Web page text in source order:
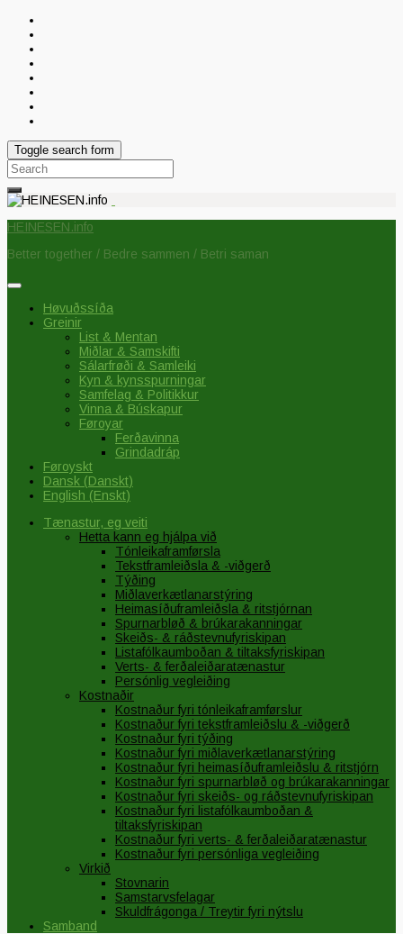
Toggle search form
Search
for:
HEINESEN.info
Better together / Bedre sammen / Betri saman
Høvuðssíða
Greinir
List & Mentan
Miðlar & Samskifti
Sálarfrøði & Samleiki
Kyn & kynsspurningar
Samfelag & Politikkur
Vinna & Búskapur
Føroyar
Ferðavinna
Grindadráp
Føroyskt
Dansk (Danskt)
English (Enskt)
Tænastur, eg veiti
Hetta kann eg hjálpa við
Tónleikaframførsla
Tekstframleiðsla & -viðgerð
Týðing
Miðlaverkætlanarstýring
Heimasíðuframleiðsla & ritstjórnan
Spurnarbløð & brúkarakanningar
Skeiðs- & ráðstevnufyriskipan
Listafólkaumboðan & tiltaksfyriskipan
Verts- & ferðaleiðaratænastur
Persónlig vegleiðing
Kostnaðir
Kostnaður fyri tónleikaframførslur
Kostnaður fyri tekstframleiðslu & -viðgerð
Kostnaður fyri týðing
Kostnaður fyri miðlaverkætlanarstýring
Kostnaður fyri heimasíðuframleiðslu & ritstjórn
Kostnaður fyri spurnarbløð og brúkarakanningar
Kostnaður fyri skeiðs- og ráðstevnufyriskipan
Kostnaður fyri listafólkaumboðan &
tiltaksfyriskipan
Kostnaður fyri verts- & ferðaleiðaratænastur
Kostnaður fyri persónliga vegleiðing
Virkið
Stovnarin
Samstarvsfelagar
Skuldfrágonga / Treytir fyri nýtslu
Samband